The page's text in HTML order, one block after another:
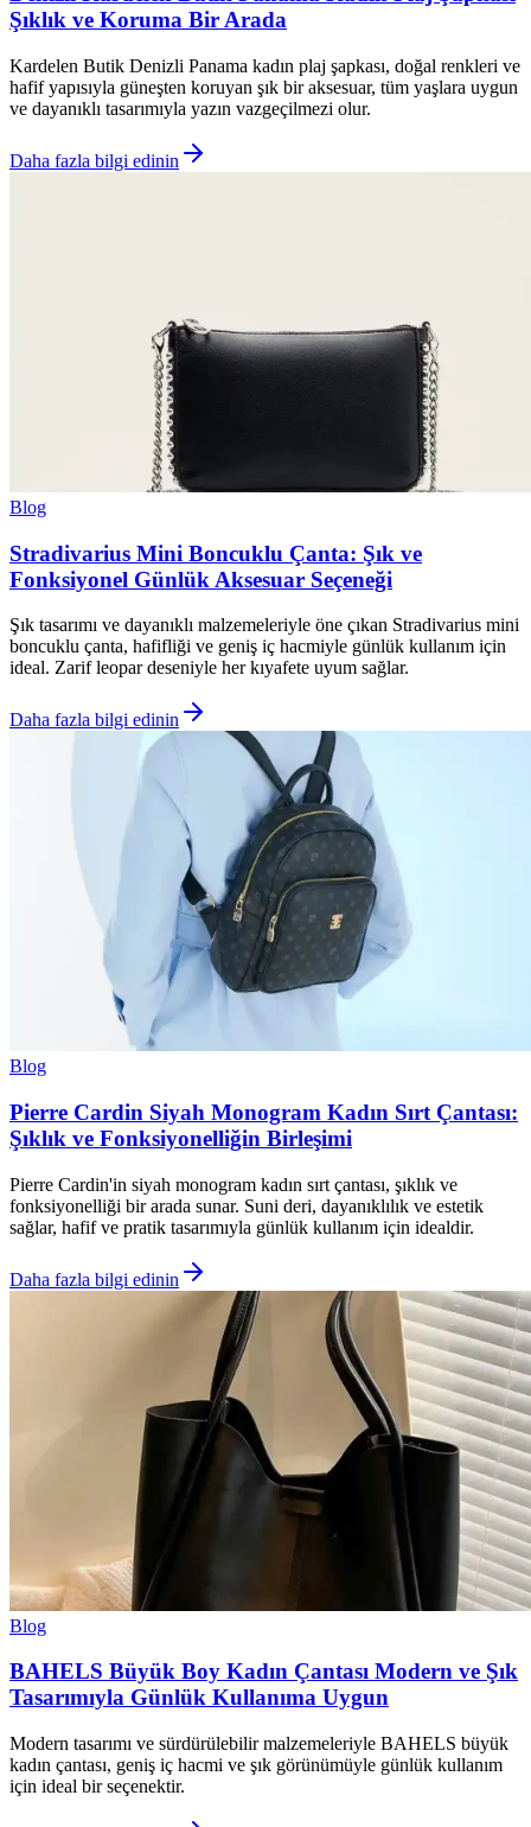
Şıklık ve Koruma Bir Arada
Kardelen Butik Denizli Panama kadın plaj şapkası, doğal renkleri ve
hafif yapısıyla güneşten koruyan şık bir aksesuar, tüm yaşlara uygun
ve dayanıklı tasarımıyla yazın vazgeçilmezi olur.
Daha fazla bilgi edinin
Blog
Stradivarius Mini Boncuklu Çanta: Şık ve
Fonksiyonel Günlük Aksesuar Seçeneği
Şık tasarımı ve dayanıklı malzemeleriyle öne çıkan Stradivarius mini
boncuklu çanta, hafifliği ve geniş iç hacmiyle günlük kullanım için
ideal. Zarif leopar deseniyle her kıyafete uyum sağlar.
Daha fazla bilgi edinin
Blog
Pierre Cardin Siyah Monogram Kadın Sırt Çantası:
Şıklık ve Fonksiyonelliğin Birleşimi
Pierre Cardin'in siyah monogram kadın sırt çantası, şıklık ve
fonksiyonelliği bir arada sunar. Suni deri, dayanıklılık ve estetik
sağlar, hafif ve pratik tasarımıyla günlük kullanım için idealdir.
Daha fazla bilgi edinin
Blog
BAHELS Büyük Boy Kadın Çantası Modern ve Şık
Tasarımıyla Günlük Kullanıma Uygun
Modern tasarımı ve sürdürülebilir malzemeleriyle BAHELS büyük
kadın çantası, geniş iç hacmi ve şık görünümüyle günlük kullanım
için ideal bir seçenektir.